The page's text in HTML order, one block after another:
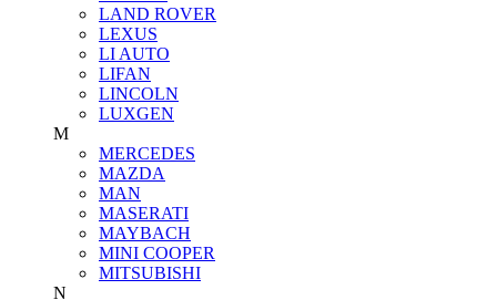
LAND ROVER
LEXUS
LI AUTO
LIFAN
LINCOLN
LUXGEN
M
MERCEDES
MAZDA
MAN
MASERATI
MAYBACH
MINI COOPER
MITSUBISHI
N